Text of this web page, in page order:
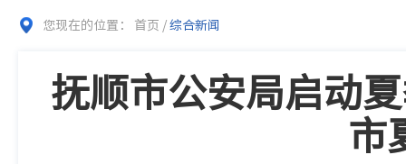
您现在的位置： 首页 /综合新闻
抚顺市公安局启动
市